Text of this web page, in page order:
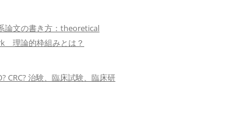
論文の書き方：theoretical
理論的枠組みとは？
CRC? 治験、臨床試験、臨床研